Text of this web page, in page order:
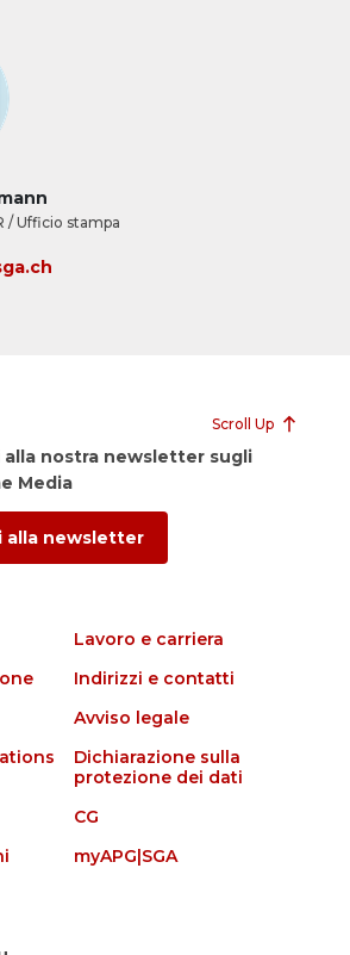
/ Ufficio stampa
Scroll Up
nostra newsletter sugli
Media
alla newsletter
Lavoro e carriera
Indirizzi e contatti
Avviso legale
Dichiarazione sulla
protezione dei dati
CG
myAPG|SGA